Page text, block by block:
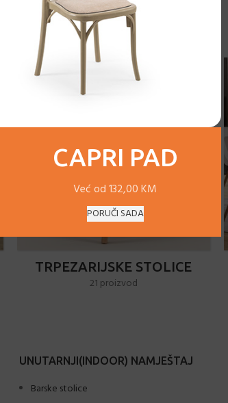
CAPRI PAD
Već od 132,00 KM
PORUČI SADA
BARSKI STOLOVI
1 proizvod
TRPEZARIJSKE STOLICE
21 proizvod
UNUTARNJI(INDOOR) NAMJEŠTAJ
Barske stolice